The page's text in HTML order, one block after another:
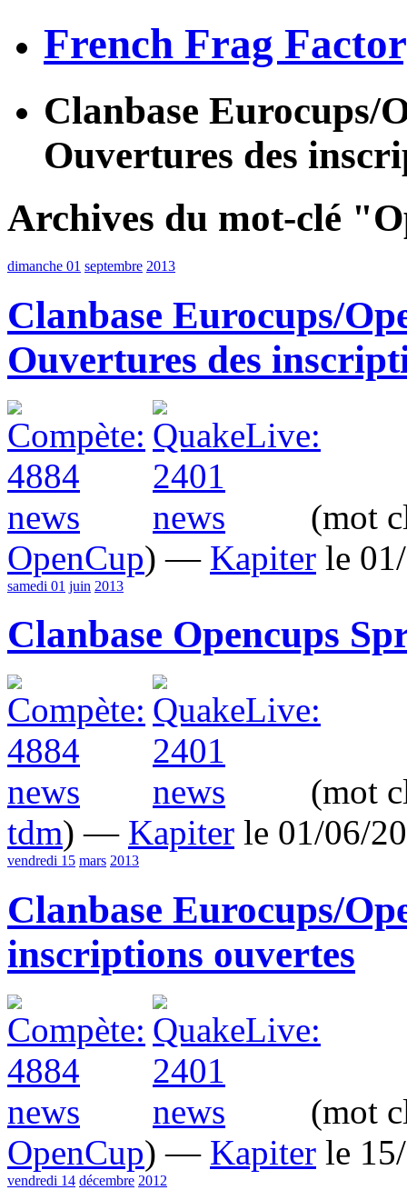
French Frag
Clanbase Eurocups/
Ouvertures des
Archives du mot-clé
dimanche 01 septembre 2013
Clanbase Eurocups/
Ouvertures des
(mot
OpenCup) — Kapiter le
samedi 01 juin 2013
Clanbase Opencups
(mot
tdm) — Kapiter le 01/06/
vendredi 15 mars 2013
Clanbase Eurocups/
inscriptions ouvertes
(mot
OpenCup) — Kapiter le
vendredi 14 décembre 2012